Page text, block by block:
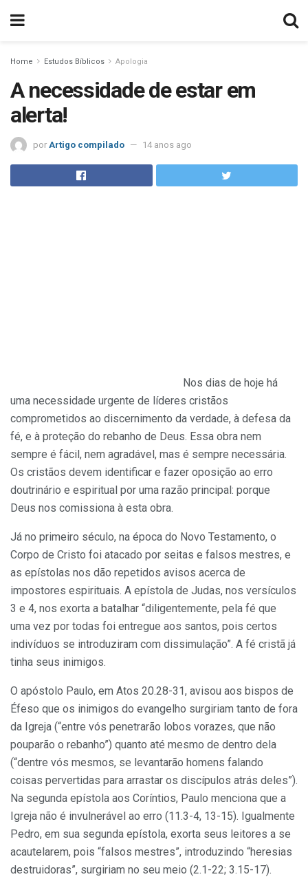
Home Estudos Bíblicos Apologia
A necessidade de estar em
alerta!
por Artigo compilado 14 anos ago
Nos dias de hoje há
uma necessidade urgente de líderes cristãos
comprometidos ao discernimento da verdade, à defesa da
fé, e à proteção do rebanho de Deus. Essa obra nem
sempre é fácil, nem agradável, mas é sempre necessária.
Os cristãos devem identificar e fazer oposição ao erro
doutrinário e espiritual por uma razão principal: porque
Deus nos comissiona à esta obra.
Já no primeiro século, na época do Novo Testamento, o
Corpo de Cristo foi atacado por seitas e falsos mestres, e
as epístolas nos dão repetidos avisos acerca de
impostores espirituais. A epístola de Judas, nos versículos
3 e 4, nos exorta a batalhar “diligentemente, pela fé que
uma vez por todas foi entregue aos santos, pois certos
indivíduos se introduziram com dissimulação”. A fé cristã já
tinha seus inimigos.
O apóstolo Paulo, em Atos 20.28-31, avisou aos bispos de
Éfeso que os inimigos do evangelho surgiriam tanto de fora
da Igreja (“entre vós penetrarão lobos vorazes, que não
pouparão o rebanho”) quanto até mesmo de dentro dela
(“dentre vós mesmos, se levantarão homens falando
coisas pervertidas para arrastar os discípulos atrás deles”).
Na segunda epístola aos Coríntios, Paulo menciona que a
Igreja não é invulnerável ao erro (11.3-4, 13-15). Igualmente
Pedro, em sua segunda epístola, exorta seus leitores a se
acautelarem, pois “falsos mestres”, introduzindo “heresias
destruidoras”, surgiriam no seu meio (2.1-22; 3.15-17).